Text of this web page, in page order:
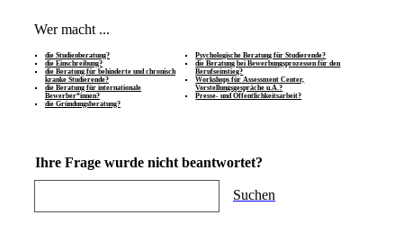
Wer macht ...
die Studienberatung?
die Einschreibung?
die Beratung für behinderte und chronisch
kranke Studierende?
die Beratung für internationale
Bewerber*innen?
die Gründungsberatung?
Psychologische Beratung für Studierende?
die Beratung bei Bewerbungsprozessen für den
Berufseinstieg?
Workshops für Assessment Center,
Vorstellungsgespräche u.Ä.?
Presse- und Öffentlichkeitsarbeit?
Ihre Frage wurde nicht beantwortet?
Suchen